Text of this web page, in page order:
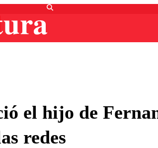
el hijo de
redes